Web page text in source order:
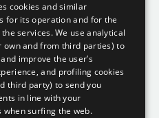
Spielzeuge &
Spiele
Sportartikel
cookies and similar
for its operation and for the
services. We use analytical
own and from third parties) to
improve the user’s
and profiling cookies
third party) to send you
in line with your
when surfing the web.